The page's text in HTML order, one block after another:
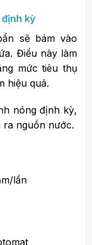
kỳ
sẽ bám vào
Điều này làm
mức tiêu thụ
hiệu quả.
nóng định kỳ,
ra nguồn nước.
lần